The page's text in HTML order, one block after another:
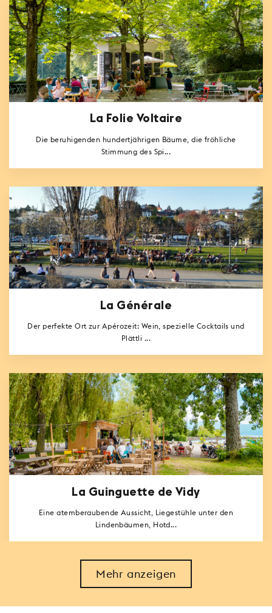
La Folie Voltaire
Die beruhigenden hundertjährigen Bäume, die fröhliche
Stimmung des Spi...
La Générale
Der perfekte Ort zur Apérozeit: Wein, spezielle Cocktails und
Plättli ...
La Guinguette de Vidy
Eine atemberaubende Aussicht, Liegestühle unter den
Lindenbäumen, Hotd...
Mehr anzeigen